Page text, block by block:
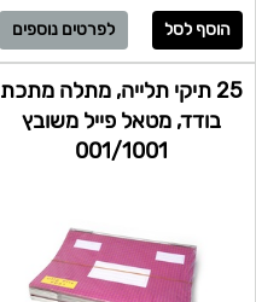
לפרטים נוספים
25 תיקי תלייה, מתלה מתכת
בודד, מטאל פייל משובץ
001/1001